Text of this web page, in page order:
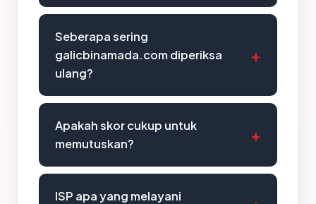
Seberapa sering
galicbinamada.com diperiksa
ulang?
Apakah skor cukup untuk
memutuskan?
ISP apa yang melayani